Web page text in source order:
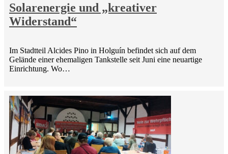
Solarenergie und „kreativer
Widerstand“
Im Stadtteil Alcides Pino in Holguín befindet sich auf dem
Gelände einer ehemaligen Tankstelle seit Juni eine neuartige
Einrichtung. Wo…